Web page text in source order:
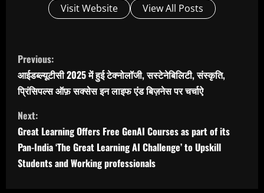
Visit Website View All Posts
C
o
n
t
i
n
u
Previous:
आईडब्ल्यूटीसी 2025 में हुई टेक्नोलॉजी, सस्टेनेबिलिटी, संस्कृति,
प्रिंसिपल्स ऑफ़ सक्सेस इन लाइफ एंड बिज़नेस पर चर्चाऐ
Next:
Great Learning Offers Free GenAI Courses as part of its
Pan-India ‘The Great Learning AI Challenge’ to Upskill
Students and Working professionals